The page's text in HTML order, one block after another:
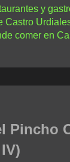
y
Castro
comer en
Pincho